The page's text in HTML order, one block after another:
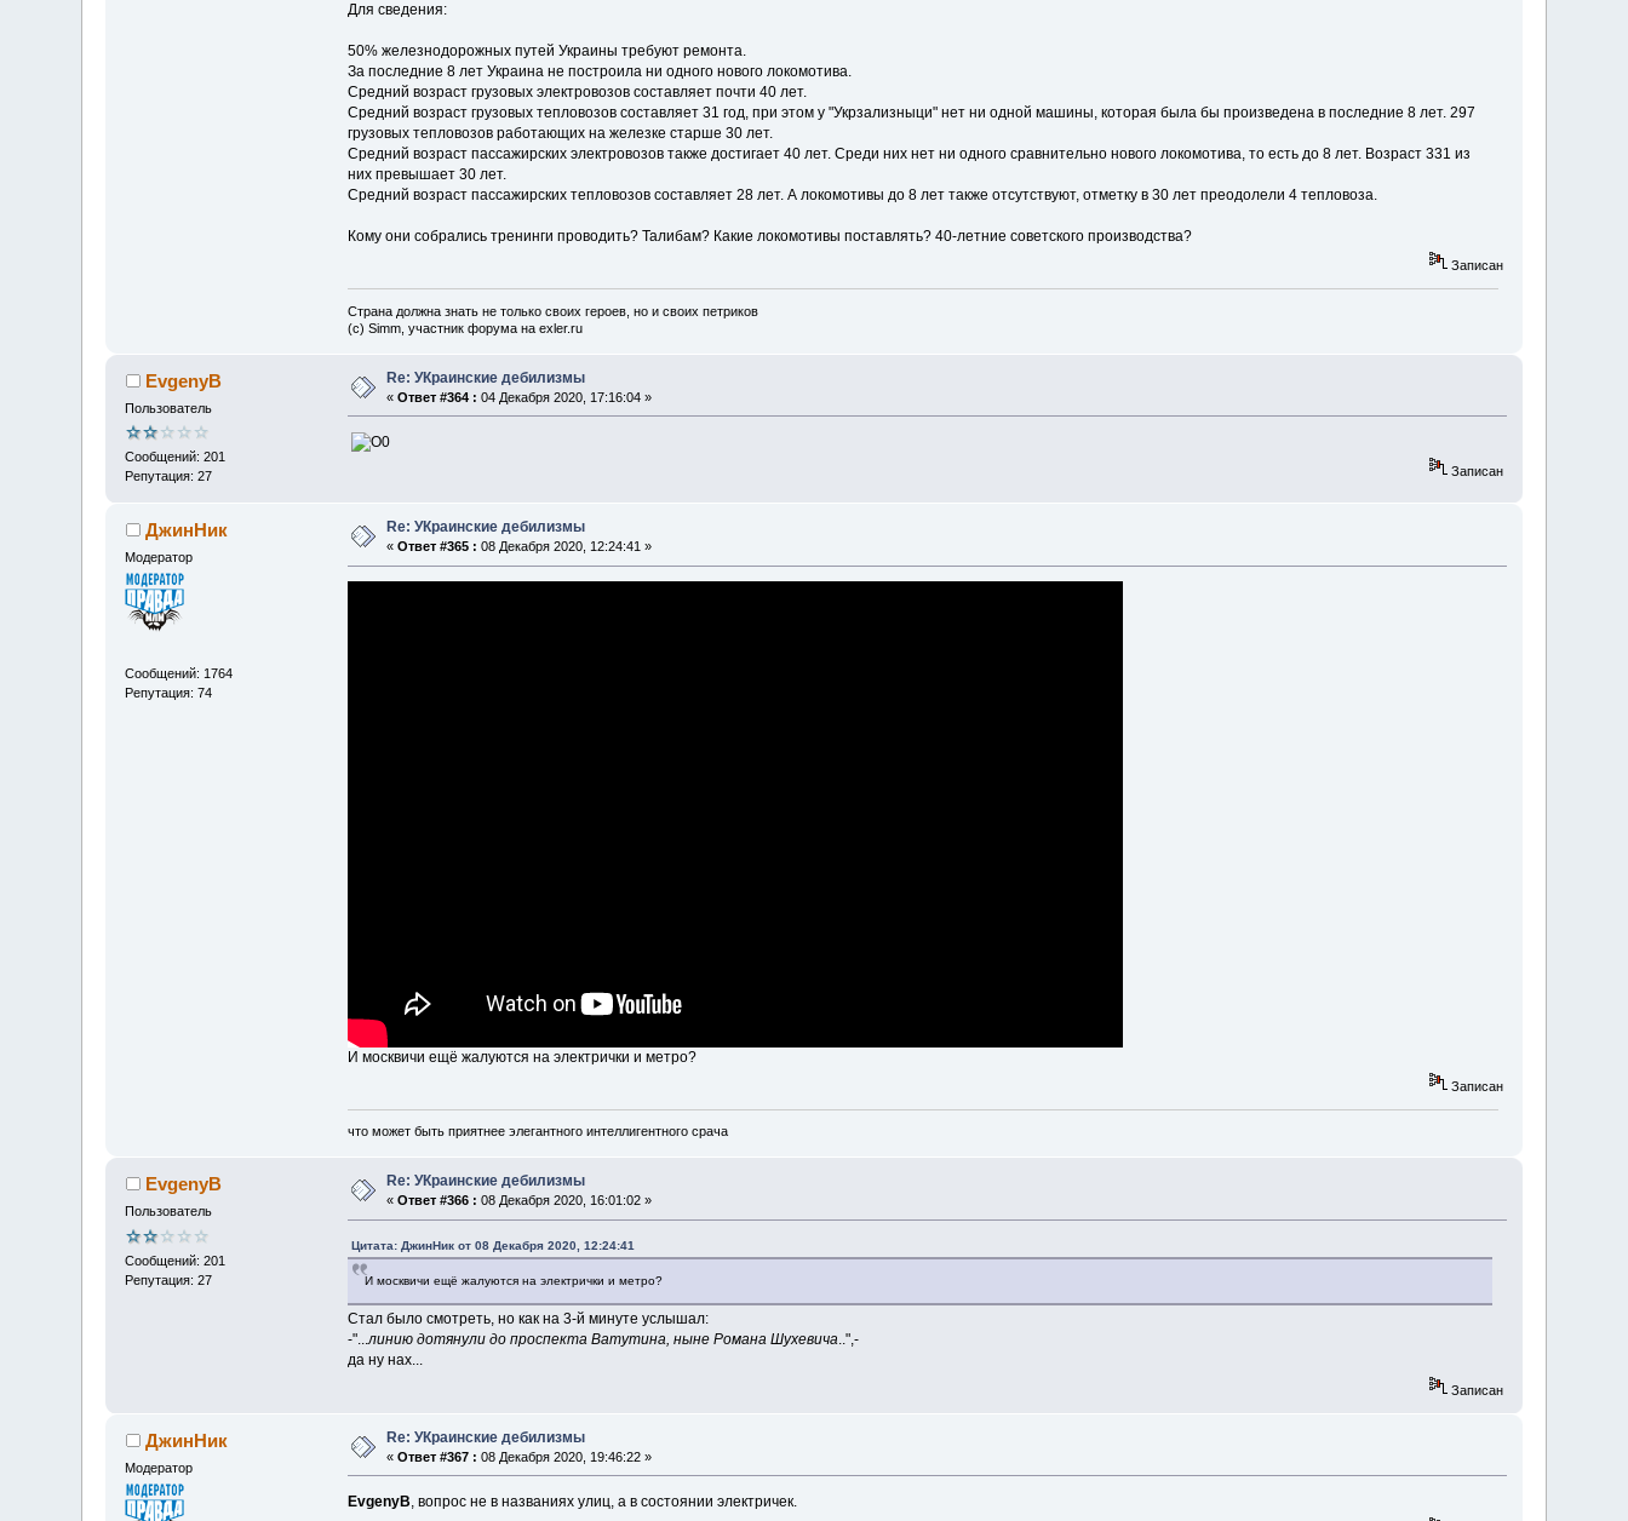
Для сведения:
50% железнодорожных путей Украины требуют ремонта.
За последние 8 лет Украина не построила ни одного нового локомотива.
Средний возраст грузовых электровозов составляет почти 40 лет.
Средний возраст грузовых тепловозов составляет 31 год, при этом у "Укрзализныци" нет ни одной машины, которая была бы произведена в последние 8 лет. 297
грузовых тепловозов работающих на железке старше 30 лет.
Средний возраст пассажирских электровозов также достигает 40 лет. Среди них нет ни одного сравнительно нового локомотива, то есть до 8 лет. Возраст 331 из
них превышает 30 лет.
Средний возраст пассажирских тепловозов составляет 28 лет. А локомотивы до 8 лет также отсутствуют, отметку в 30 лет преодолели 4 тепловоза.
Кому они собрались тренинги проводить? Талибам? Какие локомотивы поставлять? 40-летние советского производства?
Записан
Страна должна знать не только своих героев, но и своих петриков
(c) Simm, участник форума на exler.ru
EvgenyB
Пользователь
Сообщений: 201
Репутация: 27
Re: УКраинские дебилизмы
«Ответ #364 : 04 Декабря 2020, 17:16:04 »
Записан
ДжинНик
Модератор
Сообщений: 1764
Репутация: 74
Re: УКраинские дебилизмы
«Ответ #365 : 08 Декабря 2020, 12:24:41 »
И москвичи ещё жалуются на электрички и метро?
Записан
что может быть приятнее элегантного интеллигентного срача
EvgenyB
Пользователь
Сообщений: 201
Репутация: 27
Re: УКраинские дебилизмы
«Ответ #366 : 08 Декабря 2020, 16:01:02 »
Цитата: ДжинНик от 08 Декабря 2020, 12:24:41
И москвичи ещё жалуются на электрички и метро?
Стал было смотреть, но как на 3-й минуте услышал:
-"...линию дотянули до проспекта Ватутина, ныне Романа Шухевича..",-
да ну нах...
Записан
ДжинНик
Модератор
Re: УКраинские дебилизмы
«Ответ #367 : 08 Декабря 2020, 19:46:22 »
EvgenyB , вопрос не в названиях улиц, а в состоянии электричек.